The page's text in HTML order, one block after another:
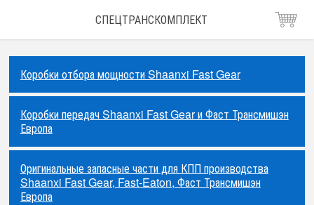
СПЕЦТРАНСКОМПЛЕКТ
Коробки отбора мощности Shaanxi Fast Gear
Коробки передач Shaanxi Fast Gear и Фаст Трансмишэн
Европа
Оригинальные запасные части для КПП производства
Shaanxi Fast Gear, Fast-Eaton, Фаст Трансмишэн
Европа